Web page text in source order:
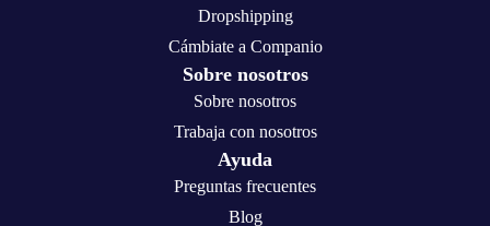
Dropshipping
Cámbiate a Companio
Sobre nosotros
Sobre nosotros
Trabaja con nosotros
Ayuda
Preguntas frecuentes
Blog